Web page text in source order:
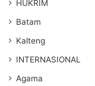
HUKRIM
Batam
Kalteng
INTERNASIONAL
Agama